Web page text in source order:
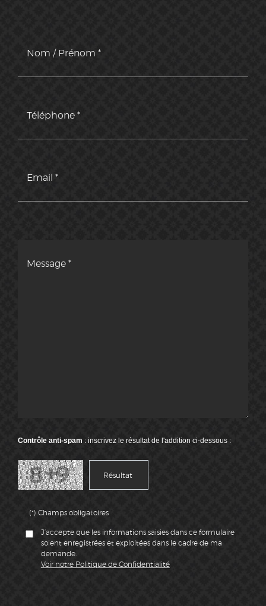
Contrôle anti-spam : inscrivez le résultat de l'addition ci-dessous :
(*) Champs obligatoires
J’accepte que les informations saisies dans ce formulaire
soient enregistrées et exploitées dans le cadre de ma
demande.
Voir notre Politique de Confidentialité